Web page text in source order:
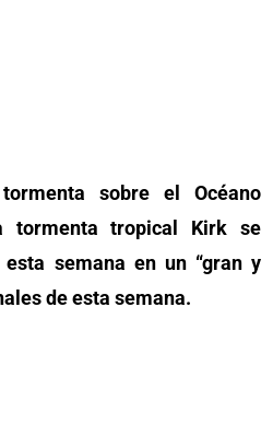
sobre el Océano
tormenta tropical Kirk se
semana en un “gran y
de esta semana.